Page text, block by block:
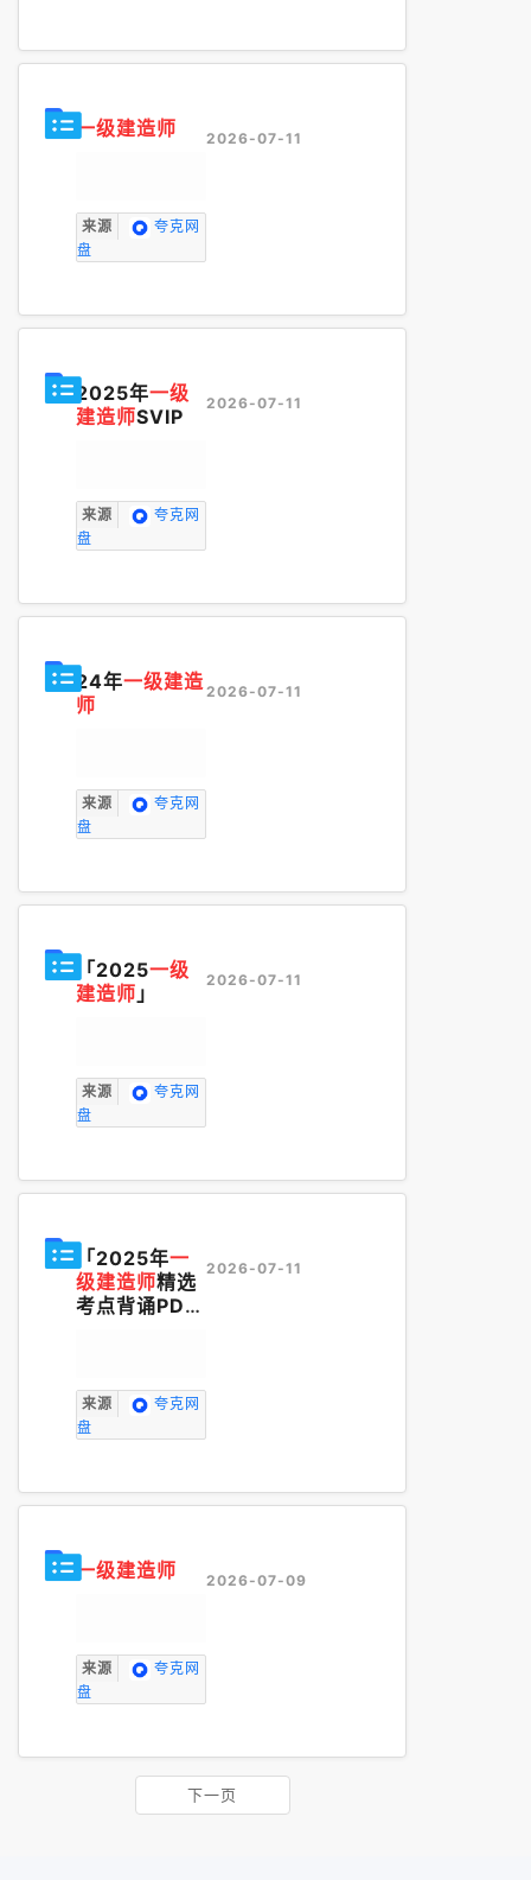
一级建造师
来源
夸克网
盘
2026-07-11
2025年一级
建造师SVIP
来源
夸克网
盘
2026-07-11
24年一级建造
师
来源
夸克网
盘
2026-07-11
「2025一级
建造师 」
来源
夸克网
盘
2026-07-11
「2025年一
级建造师精选
考点背诵PD
来源
夸克网
盘
2026-07-11
一级建造师
来源
夸克网
盘
2026-07-09
下一页